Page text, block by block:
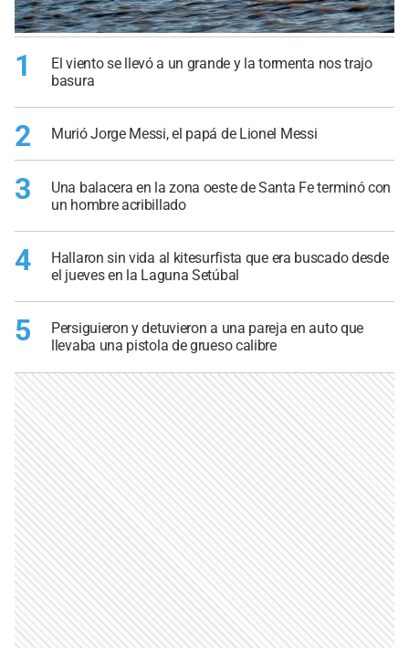
1
El viento se llevó a un grande y la tormenta nos trajo
basura
2 Murió Jorge Messi, el papá de Lionel Messi
3
Una balacera en la zona oeste de Santa Fe terminó con
un hombre acribillado
4
Hallaron sin vida al kitesurfista que era buscado desde
el jueves en la Laguna Setúbal
5
Persiguieron y detuvieron a una pareja en auto que
llevaba una pistola de grueso calibre